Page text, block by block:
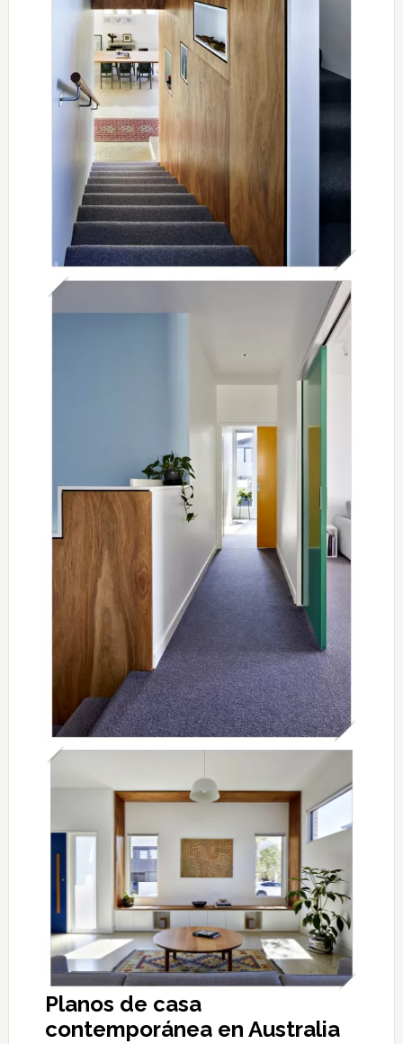
Planos de casa
contemporánea en Australia